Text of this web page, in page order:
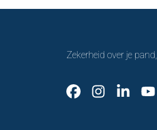
Zekerheid over je pand,